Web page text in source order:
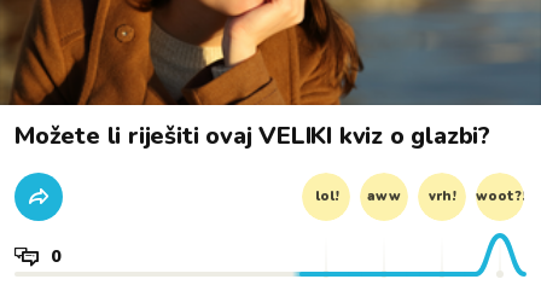
Možete li riješiti ovaj VELIKI kviz o glazbi?
lol! aww vrh! woot?!
0